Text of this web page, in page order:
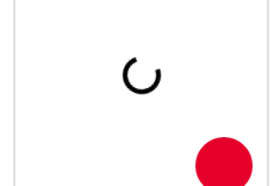
Comprar